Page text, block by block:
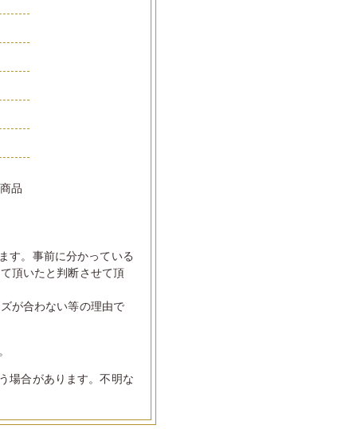
品
す。事前に分かっている
頂いたと判断させて頂
が合わない等の理由で
場合があります。不明な